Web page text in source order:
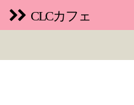
CLCカフェ